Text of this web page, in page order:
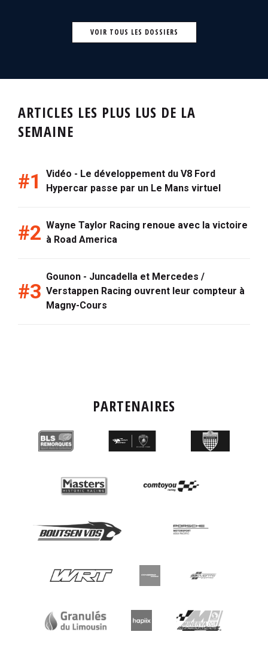
VOIR TOUS LES DOSSIERS
ARTICLES LES PLUS LUS DE LA
SEMAINE
Vidéo - Le développement du V8 Ford
Hypercar passe par un Le Mans virtuel
Wayne Taylor Racing renoue avec la victoire
à Road America
Gounon - Juncadella et Mercedes /
Verstappen Racing ouvrent leur compteur à
Magny-Cours
PARTENAIRES